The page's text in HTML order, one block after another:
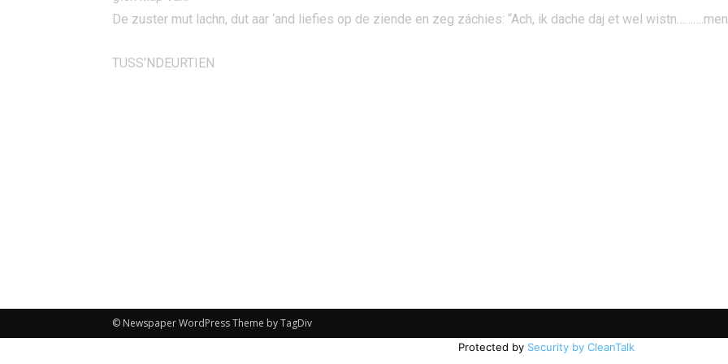
De zuster mut lachn, dut aar ‘and liefies op de ziende en zeg záchies: “Ach, ik dache daj et wel
TUSS’NDEURTIEN
© Newspaper WordPress Theme by TagDiv
Protected by Security by CleanTalk